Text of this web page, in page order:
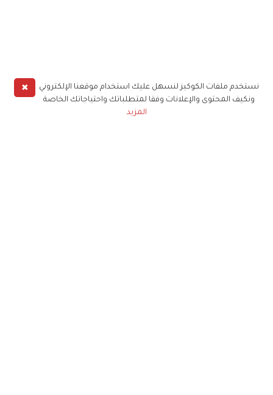
✖
نستخدم ملفات الكوكيز لنسهل عليك استخدام موقعنا الإلكتروني
ونكيف المحتوى والإعلانات وفقا لمتطلباتك واحتياجاتك الخاصة
المزيد